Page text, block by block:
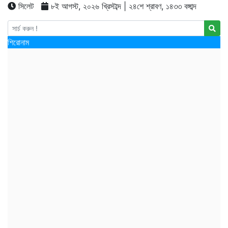
সিলেট ৮ই আগস্ট, ২০২৬ খ্রিস্টাব্দ | ২৪শে শ্রাবণ, ১৪৩৩ বঙ্গাব্দ
শিরোনাম